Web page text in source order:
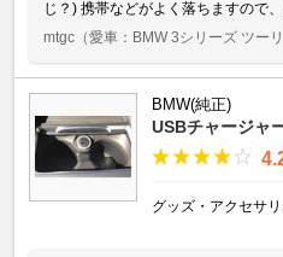
じ？) 携帯などがよく落ちますので、
mtgc （愛車：BMW 3シリーズ ツーリ
BMW(純正)
USBチャージャ
グッズ・アクセサ